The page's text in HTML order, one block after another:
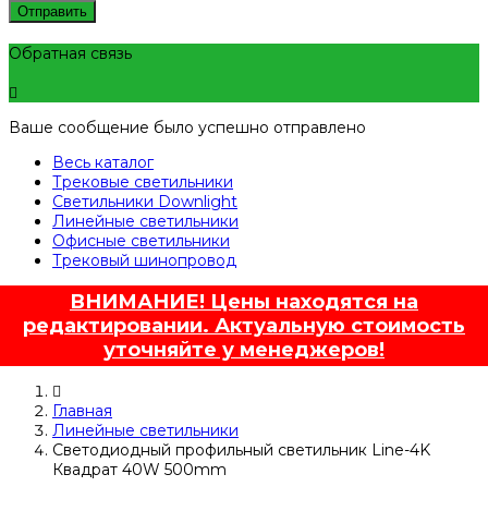
Отправить
Обратная связь
Ваше сообщение было успешно отправлено
Весь каталог
Трековые светильники
Светильники Downlight
Линейные светильники
Офисные светильники
Трековый шинопровод
ВНИМАНИЕ! Цены находятся на
редактировании. Актуальную стоимость
уточняйте у менеджеров!
Главная
Линейные светильники
Светодиодный профильный светильник Line-4K
Квадрат 40W 500mm